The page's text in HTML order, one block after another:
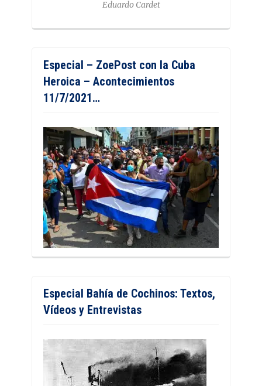
Eduardo Cardet
Especial – ZoePost con la Cuba
Heroica – Acontecimientos
11/7/2021…
Especial Bahía de Cochinos: Textos,
Vídeos y Entrevistas